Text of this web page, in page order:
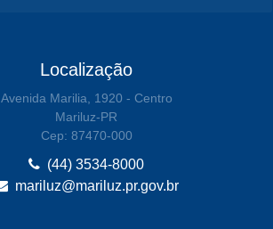
Localização
Avenida Marilia, 1920 - Centro
Mariluz-PR
Cep: 87470-000
(44) 3534-8000
mariluz@mariluz.pr.gov.br